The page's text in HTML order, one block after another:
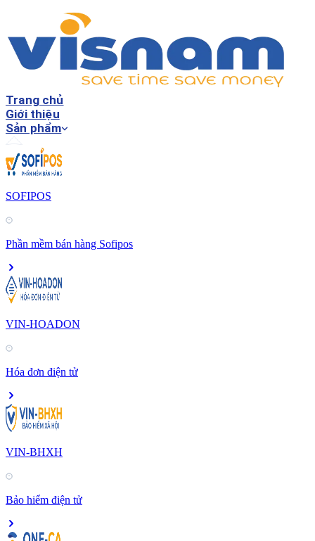
Trang chủ
Giới thiệu
Sản phẩm
SOFIPOS
Phần mềm bán hàng Sofipos
VIN-HOADON
Hóa đơn điện tử
VIN-BHXH
Bảo hiểm điện tử